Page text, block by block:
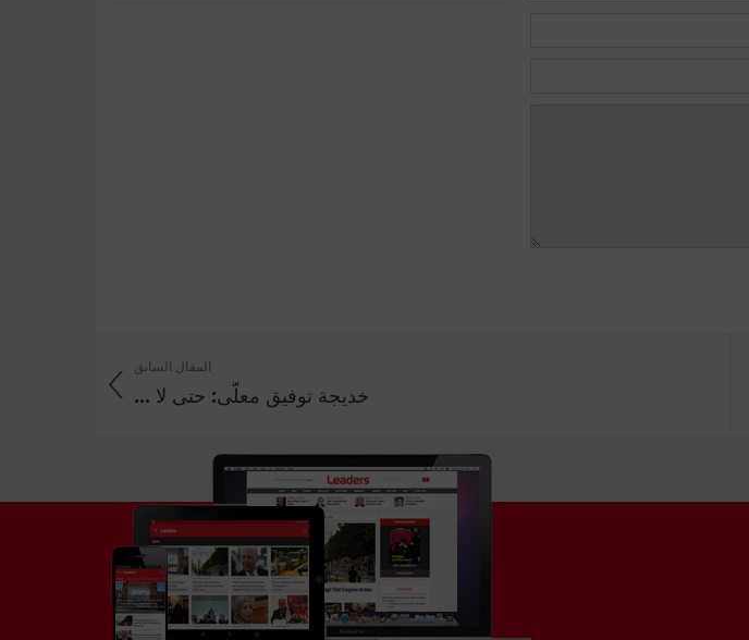
المقال السابق
خديجة توفيق معلّى: حتى لا ...